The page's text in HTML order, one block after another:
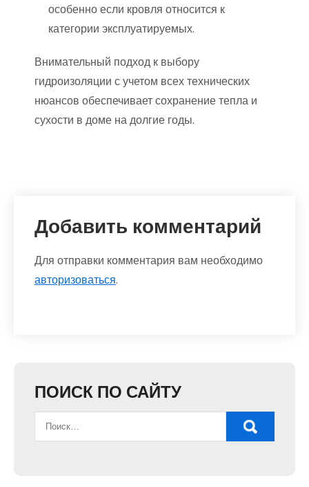
особенно если кровля относится к
категории эксплуатируемых.
Внимательный подход к выбору
гидроизоляции с учетом всех технических
нюансов обеспечивает сохранение тепла и
сухости в доме на долгие годы.
Добавить комментарий
Для отправки комментария вам необходимо
авторизоваться.
ПОИСК ПО САЙТУ